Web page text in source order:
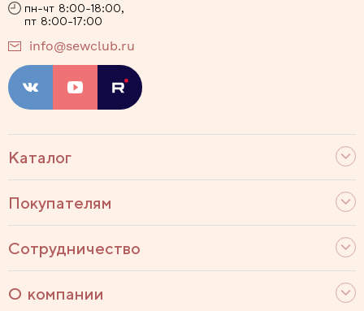
Каталог
Покупателям
Сотрудничество
О компании
пн-чт 8:00-18:00,
пт 8:00-17:00
info@sewclub.ru